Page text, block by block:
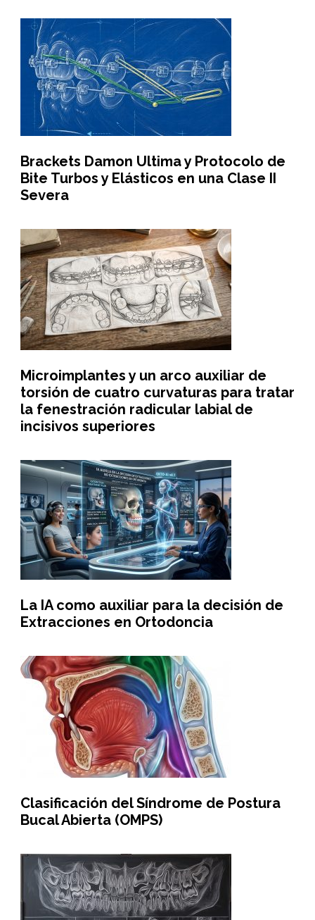
Brackets Damon Ultima y Protocolo de
Bite Turbos y Elásticos en una Clase II
Severa
Microimplantes y un arco auxiliar de
torsión de cuatro curvaturas para tratar
la fenestración radicular labial de
incisivos superiores
La IA como auxiliar para la decisión de
Extracciones en Ortodoncia
Clasificación del Síndrome de Postura
Bucal Abierta (OMPS)